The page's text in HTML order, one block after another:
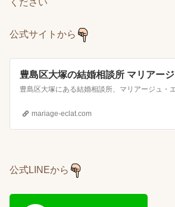
ください
公式サイトから
豊島区大塚の結婚相談所 マリアー
mariage-eclat.com
公式LINEから